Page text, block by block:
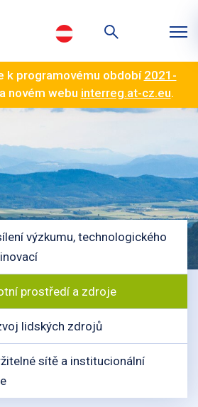
k programovému období2021-
novém webu interreg.at-cz.eu.
výzkumu, technologického
prostředí a zdroje
lidských zdrojů
sítě a institucionální